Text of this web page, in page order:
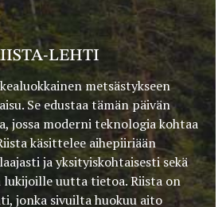
LEHTI
metsästykseen
Se edustaa tämän päivän
jossa moderni teknologia kohtaa
käsittelee aihepiiriään
ja yksityiskohtaisesti sekä
lukijoille uutta tietoa. Riista on
jonka sivuilta huokuu aito